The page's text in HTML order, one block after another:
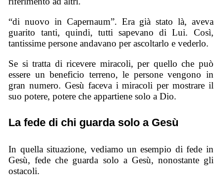
“di nuovo in Capernaum”. Era già stato là, aveva
guarito tanti, quindi, tutti sapevano di Lui. Così,
tantissime persone andavano per ascoltarlo e vederlo.
Se si tratta di ricevere miracoli, per quello che può
essere un beneficio terreno, le persone vengono in
gran numero. Gesù faceva i miracoli per mostrare il
suo potere, potere che appartiene solo a Dio.
La fede di chi guarda solo a Gesù
In quella situazione, vediamo un esempio di fede in
Gesù, fede che guarda solo a Gesù, nonostante gli
ostacoli.